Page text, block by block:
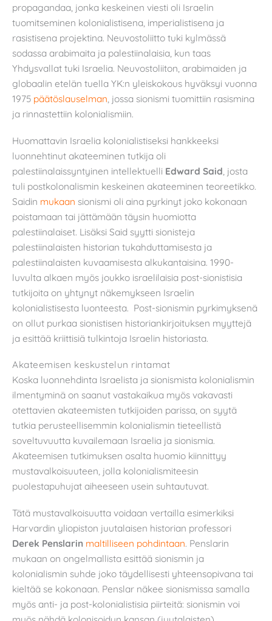
propagandaa, jonka keskeinen viesti oli Israelin
tuomitseminen kolonialistisena, imperialistisena ja
rasistisena projektina. Neuvostoliitto tuki kylmässä
sodassa arabimaita ja palestiinalaisia, kun taas
Yhdysvallat tuki Israelia. Neuvostoliiton, arabimaiden ja
globaalin etelän tuella YK:n yleiskokous hyväksyi vuonna
1975 päätöslauselman, jossa sionismi tuomittiin rasismina
ja rinnastettiin kolonialismiin.
Huomattavin Israelia kolonialistiseksi hankkeeksi
luonnehtinut akateeminen tutkija oli
palestiinalaissyntyinen intellektuelli Edward Said , josta
tuli postkolonalismin keskeinen akateeminen teoreetikko.
Saidin mukaan sionismi oli aina pyrkinyt joko kokonaan
poistamaan tai jättämään täysin huomiotta
palestiinalaiset. Lisäksi Said syytti sionisteja
palestiinalaisten historian tukahduttamisesta ja
palestiinalaisten kuvaamisesta alkukantaisina. 1990-
luvulta alkaen myös joukko israelilaisia post-sionistisia
tutkijoita on yhtynyt näkemykseen Israelin
kolonialistisesta luonteesta. Post-sionismin pyrkimyksenä
on ollut purkaa sionistisen historiankirjoituksen myyttejä
ja esittää kriittisiä tulkintoja Israelin historiasta.
Akateemisen keskustelun rintamat
Koska luonnehdinta Israelista ja sionismista kolonialismin
ilmentyminä on saanut vastakaikua myös vakavasti
otettavien akateemisten tutkijoiden parissa, on syytä
tutkia perusteellisemmin kolonialismin tieteellistä
soveltuvuutta kuvailemaan Israelia ja sionismia.
Akateemisen tutkimuksen osalta huomio kiinnittyy
mustavalkoisuuteen, jolla kolonialismiteesin
puolestapuhujat aiheeseen usein suhtautuvat.
Tätä mustavalkoisuutta voidaan vertailla esimerkiksi
Harvardin yliopiston juutalaisen historian professori
Derek Penslarin maltilliseen pohdintaan. Penslarin
mukaan on ongelmallista esittää sionismin ja
kolonialismin suhde joko täydellisesti yhteensopivana tai
kieltää se kokonaan. Penslar näkee sionismissa samalla
myös anti- ja post-kolonialistisia piirteitä: sionismin voi